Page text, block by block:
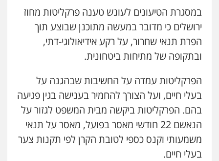
עו"ד פאדי זועבי
עורכי דין לענייני
אסירים תעבורה
0506984757
פשיעה חמורה כלכלי פלילי מעצרים
וחקירות עורכי דין לענייני אסירים
0502181995
עו"ד גיורא זילברשטיין
פלילי פשיעה חמורה מעצרים וחקירות
במסגרת הטיעונים לעונש טענה פרקליטות מחוז
ירושלים כי מדובר במעשה מתוכנן שבוצע תוך
הפרת תנאי שחרור, על רקע אידיאולוגי-דתי,
ובתקופה של מתיחות ביטחונית.
הפרקליטות עמדה על החשיבות שבהגנה על
בעלי חיים, ועל הצורך להחמיר בענישה בגין פגיעה
בהם. הפרקליטות ביקשה מבית המשפט לגזור על
הנאשם 22 חודשי מאסר בפועל, מאסר על תנאי
משמעותי וקנס כספי לטובת הקרן לפי תקנות צער
בעלי חיים.
עו"ד אלון קריטי
כלכלי סמים
0525544654
עו"ד דפנה לביא
משפחה גישור
0507206063
עו"ד זוהר ארבל
פלילי פשיעה חמורה מעצרים וחקירות